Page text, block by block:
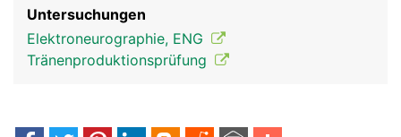
Untersuchungen
Elektroneurographie, ENG
Tränenproduktionsprüfung